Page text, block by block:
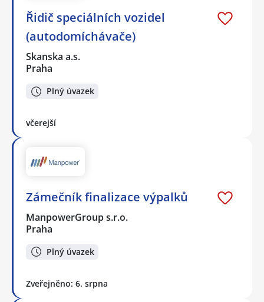
Řidič speciálních vozidel
(autodomíchávače)
Skanska a.s.
Praha
Plný úvazek
včerejší
Zámečník finalizace výpalků
ManpowerGroup s.r.o.
Praha
Plný úvazek
Zveřejněno: 6. srpna